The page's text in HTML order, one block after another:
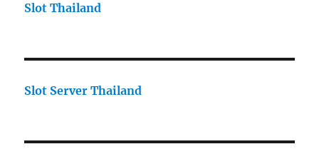
Slot Thailand
Slot Server Thailand